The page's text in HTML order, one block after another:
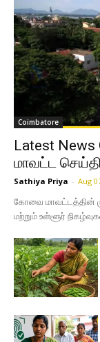
Coimbatore
Latest News
மாவட்ட
Sathiya Priya - Aug
கோவை மாவட்டத்தின்
மற்றும் உள்ளூர்